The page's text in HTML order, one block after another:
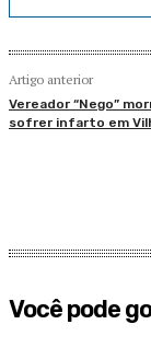
Artigo anterior
Vereador “Nego”
sofrer infarto em
Você pode